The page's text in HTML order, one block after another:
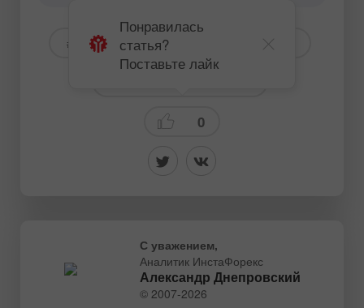
# USD # EURUSD # GBPUSD
0
Понравилась
статья?
Поставьте лайк
С уважением,
Аналитик ИнстаФорекс
Александр Днепровский
© 2007-2026